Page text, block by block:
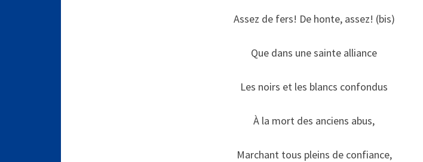
Assez de fers! De honte, assez! (bis)
Que dans une sainte alliance
Les noirs et les blancs confondus
À la mort des anciens abus,
Marchant tous pleins de confiance,